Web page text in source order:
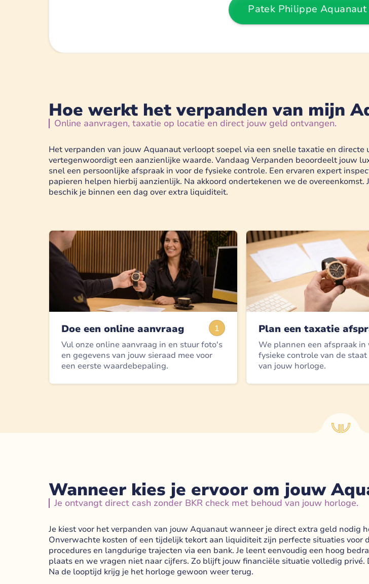
Patek Philippe Aquanaut
Hoe werkt het verpanden van mijn
Online aanvragen, taxatie op locatie en direct jouw geld ontvangen.
Het verpanden van jouw Aquanaut verloopt soepel via een snelle taxatie en
vertegenwoordigt een aanzienlijke waarde. Vandaag Verpanden beoordeelt jouw
snel een persoonlijke afspraak in voor de fysieke controle. Een ervaren expert
papieren helpen hierbij aanzienlijk. Na akkoord ondertekenen we de
beschik je binnen een dag over extra liquiditeit.
1
Doe een online aanvraag
Vul onze online aanvraag in en stuur foto's
en gegevens van jouw sieraad mee voor
een eerste waardebepaling.
Plan een taxatie
We plannen een afspraak in
fysieke controle van de
van jouw horloge.
Wanneer kies je ervoor om jouw
Je ontvangt direct cash zonder BKR check met behoud van jouw horloge.
Je kiest voor het verpanden van jouw Aquanaut wanneer je direct extra geld
Onverwachte kosten of een tijdelijk tekort aan liquiditeit zijn perfecte situaties
procedures en langdurige trajecten via een bank. Je leent eenvoudig een hoog
plaats en we vragen niet naar cijfers. Zo blijft jouw financiële situatie volledig
Na de looptijd krijg je het horloge gewoon weer terug.